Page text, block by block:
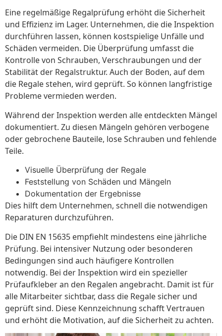
Eine regelmäßige Regalprüfung erhöht die Sicherheit
und Effizienz im Lager. Unternehmen, die die Inspektion
durchführen lassen, können kostspielige Unfälle und
Schäden vermeiden. Die Überprüfung umfasst die
Kontrolle von Schrauben, Verschraubungen und der
Stabilität der Regalstruktur. Auch der Boden, auf dem
die Regale stehen, wird geprüft. So können langfristige
Probleme vermieden werden.
Während der Inspektion werden alle entdeckten Mängel
dokumentiert. Zu diesen Mängeln gehören verbogene
oder gebrochene Bauteile, lose Schrauben und fehlende
Teile.
Visuelle Überprüfung der Regale
Feststellung von Schäden und Mängeln
Dokumentation der Ergebnisse
Dies hilft dem Unternehmen, schnell die notwendigen
Reparaturen durchzuführen.
Die DIN EN 15635 empfiehlt mindestens eine jährliche
Prüfung. Bei intensiver Nutzung oder besonderen
Bedingungen sind auch häufigere Kontrollen
notwendig. Bei der Inspektion wird ein spezieller
Prüfaufkleber an den Regalen angebracht. Damit ist für
alle Mitarbeiter sichtbar, dass die Regale sicher und
geprüft sind. Diese Kennzeichnung schafft Vertrauen
und erhöht die Motivation, auf die Sicherheit zu achten.